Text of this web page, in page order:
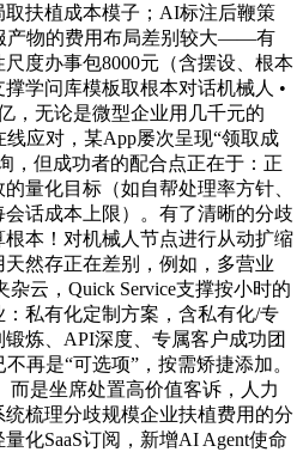
扶植成本模子；AI标注后鞭策
产物的费用布局差别较大——有
度办事包8000元（含摆设、根本
学问库模板取根本对话机械人 •
，无论是微型企业用几千元的
线应对，某App屡次呈现“领取成
，但成功者的配合点正在于：正
量化目标（如自帮处理率方针、
话成本上限）。有了清晰的分歧
本！对机械人节点进行从动扩缩
然存正在差别，例如，多营业
云，Quick Service支撑按小时的
私有化定制方案，含私有化/专
炼、API深度、专属客户成功团
再是“可选项”，按需矫捷添加。
而是坐席处置高价值客诉，人力
梳理分歧规模企业扶植费用的分
化SaaS订阅，新增AI Agent使命